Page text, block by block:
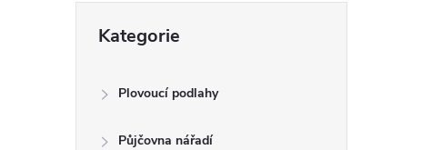
kategorie
Kategorie
Plovoucí podlahy
Půjčovna nářadí